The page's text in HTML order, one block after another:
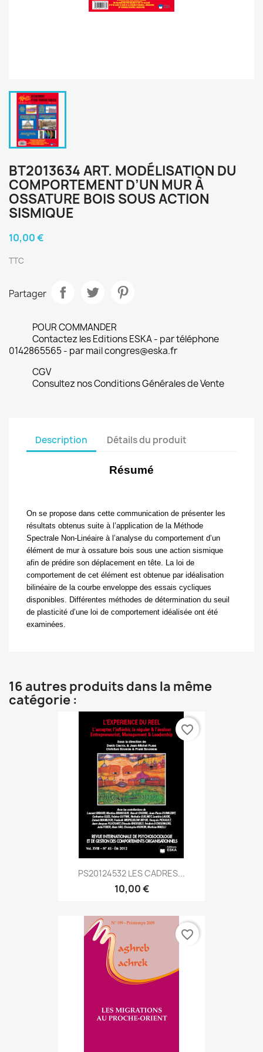
BT2013634 ART. MODÉLISATION DU
COMPORTEMENT D’UN MUR À
OSSATURE BOIS SOUS ACTION
SISMIQUE
10,00 €
TTC
Partager
POUR COMMANDER
Contactez les Editions ESKA - par téléphone
0142865565 - par mail congres@eska.fr
CGV
Consultez nos Conditions Générales de Vente
Description Détails du produit
Résumé
On se propose dans cette communication de présenter les
résultats obtenus suite à l’application de la Méthode
Spectrale Non-Linéaire à l’analyse du comportement d’un
élément de mur à ossature bois sous une action sismique
afin de prédire son déplacement en tête. La loi de
comportement de cet élément est obtenue par idéalisation
bilinéaire de la courbe enveloppe des essais cycliques
disponibles. Différentes méthodes de détermination du seuil
de plasticité d’une loi de comportement idéalisée ont été
examinées.
16 autres produits dans la même
catégorie :
PS20124532 LES CADRES...
10,00 €
favorite_border
favorite_border